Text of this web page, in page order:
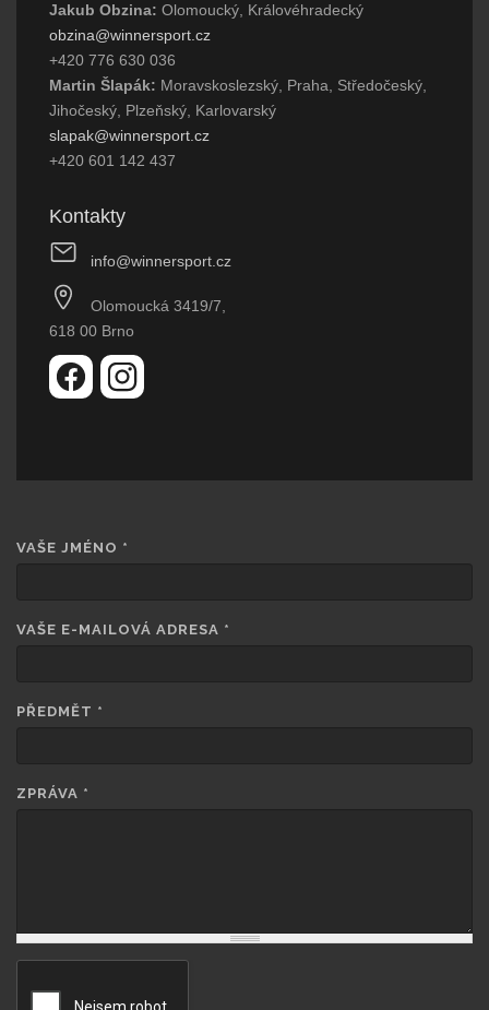
Jakub Obzina: Olomoucký, Královéhradecký
obzina@winnersport.cz
+420 776 630 036
Martin Šlapák: Moravskoslezský, Praha, Středočeský,
Jihočeský, Plzeňský, Karlovarský
slapak@winnersport.cz
+420 601 142 437
Kontakty
info@winnersport.cz
Olomoucká 3419/7,
618 00 Brno
VAŠE JMÉNO *
VAŠE E-MAILOVÁ ADRESA *
PŘEDMĚT *
ZPRÁVA *